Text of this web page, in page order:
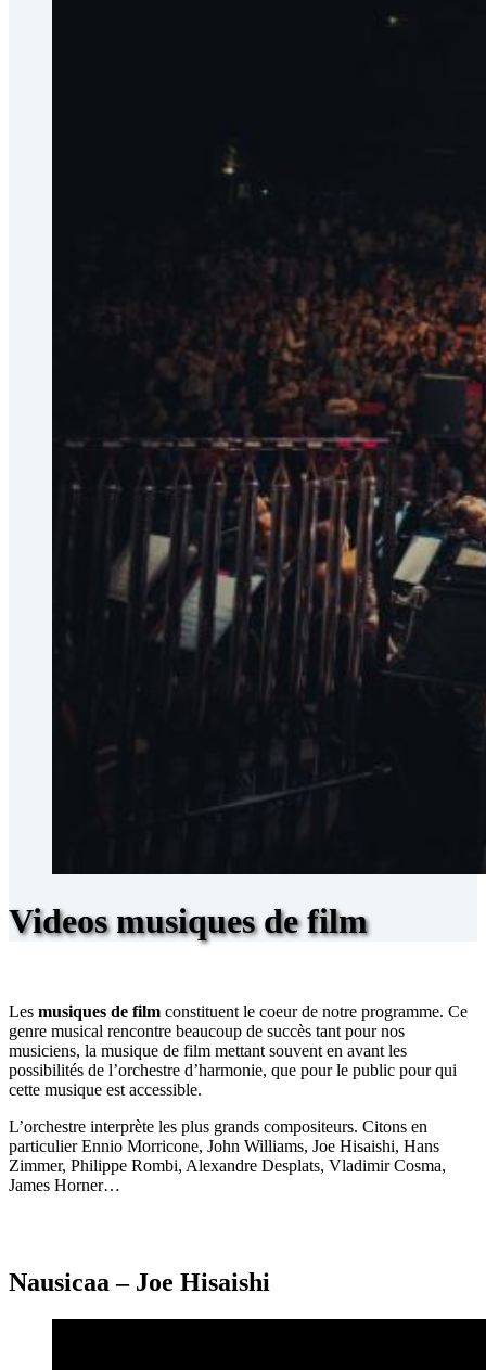
Videos musiques de film
Les musiques de film constituent le coeur de notre programme. Ce
genre musical rencontre beaucoup de succès tant pour nos
musiciens, la musique de film mettant souvent en avant les
possibilités de l’orchestre d’harmonie, que pour le public pour qui
cette musique est accessible.
L’orchestre interprète les plus grands compositeurs. Citons en
particulier Ennio Morricone, John Williams, Joe Hisaishi, Hans
Zimmer, Philippe Rombi, Alexandre Desplats, Vladimir Cosma,
James Horner…
Nausicaa – Joe Hisaishi